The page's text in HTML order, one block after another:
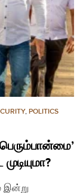
, POLITICS
இன்று